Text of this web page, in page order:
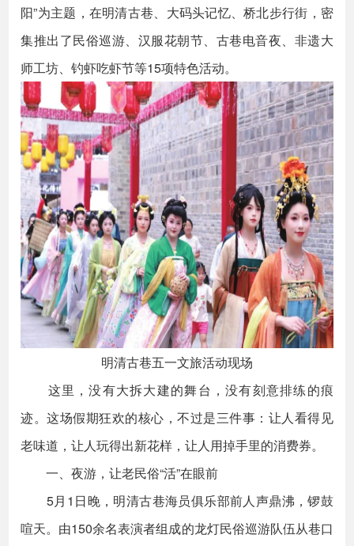
阳”为主题，在明清古巷、大码头记忆、桥北步行街，密
集推出了民俗巡游、汉服花朝节、古巷电音夜、非遗大
师工坊、钓虾吃虾节等15项特色活动。
明清古巷五一文旅活动现场
这里，没有大拆大建的舞台，没有刻意排练的痕
迹。这场假期狂欢的核心，不过是三件事：让人看得见
老味道，让人玩得出新花样，让人用掉手里的消费券。
一、夜游，让老民俗“活”在眼前
5月1日晚，明清古巷海员俱乐部前人声鼎沸，锣鼓
喧天。由150余名表演者组成的龙灯民俗巡游队伍从巷口